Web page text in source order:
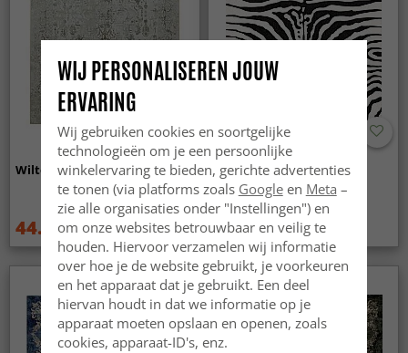
Wilton - Mateur (beige)
44.99 € 59.99 €
Wilton - Zebra (zwart/wit)
44.99 € 59.99 €
WIJ PERSONALISEREN JOUW
ERVARING
Wij gebruiken cookies en soortgelijke
technologieën om je een persoonlijke
winkelervaring te bieden, gerichte advertenties
te tonen (via platforms zoals Googleen Meta –
zie alle organisaties onder "Instellingen") en
om onze websites betrouwbaar en veilig te
houden. Hiervoor verzamelen wij informatie
over hoe je de website gebruikt, je voorkeuren
en het apparaat dat je gebruikt. Een deel
hiervan houdt in dat we informatie op je
apparaat moeten opslaan en openen, zoals
cookies, apparaat-ID's, enz.